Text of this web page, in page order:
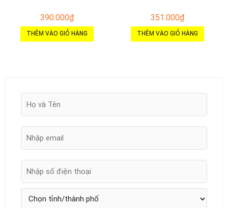
390.000₫
THÊM VÀO GIỎ HÀNG
351.000₫
THÊM VÀO GIỎ HÀNG